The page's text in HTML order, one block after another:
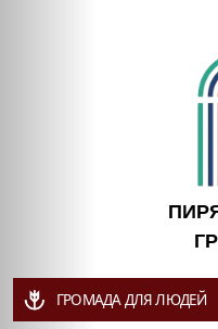
ГРОМАДА ДЛЯ ЛЮДЕЙ